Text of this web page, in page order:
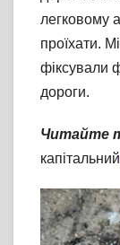
легковому
проїхати.
фіксували
дороги.
Читайте
капітальний